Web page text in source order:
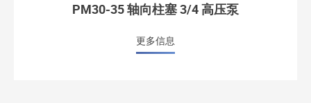
PM30-35 轴向柱塞 3/4 高压泵
更多信息